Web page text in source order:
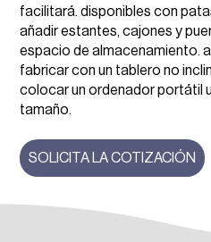
facilitará. disponibles con
añadir estantes, cajones y
espacio de almacenamiento.
fabricar con un tablero no
colocar un ordenador portátil
tamaño.
SOLICITA LA COTIZACIÓN